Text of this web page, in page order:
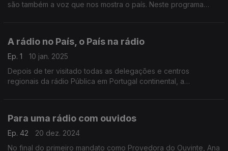
são também a voz que nos mostra o país. Neste programa
A rádio no País, o País na rádio
Ep. 1
10 jan. 2025
Depois de ter visitado todas as delegações e centros
regionais da rádio Pública em Portugal continental, a
Para uma rádio com ouvidos
Ep. 42
20 dez. 2024
No final do primeiro mandato como Provedora do Ouvinte, Ana